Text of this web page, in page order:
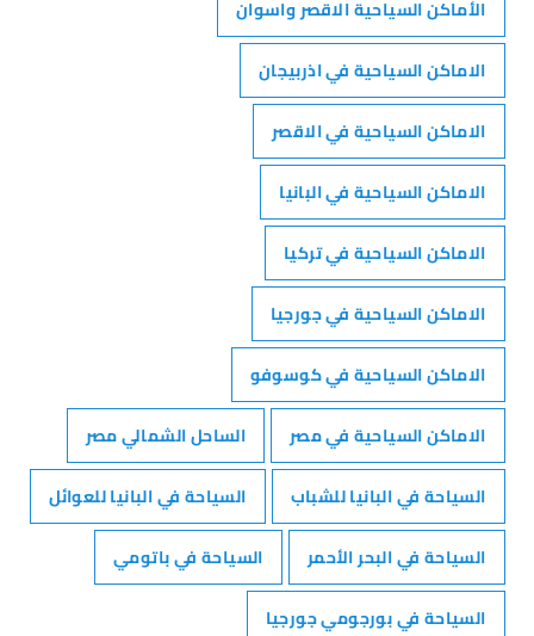
الأماكن السياحية الاقصر واسوان
الاماكن السياحية في اذربيجان
الاماكن السياحية في الاقصر
الاماكن السياحية في البانيا
الاماكن السياحية في تركيا
الاماكن السياحية في جورجيا
الاماكن السياحية في كوسوفو
الاماكن السياحية في مصر
الساحل الشمالي مصر
السياحة في البانيا للشباب
السياحة في البانيا للعوائل
السياحة في البحر الأحمر
السياحة في باتومي
السياحة في بورجومي جورجيا